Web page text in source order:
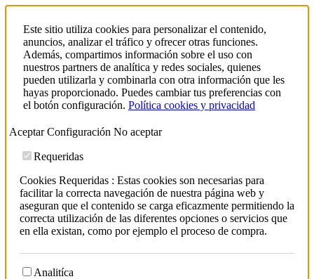
Este sitio utiliza cookies para personalizar el contenido,
anuncios, analizar el tráfico y ofrecer otras funciones.
Además, compartimos información sobre el uso con
nuestros partners de analítica y redes sociales, quienes
pueden utilizarla y combinarla con otra información que les
hayas proporcionado. Puedes cambiar tus preferencias con
el botón configuración. Política cookies y privacidad
AceptarConfiguración No aceptar
Requeridas
Cookies Requeridas : Estas cookies son necesarias para
facilitar la correcta navegación de nuestra página web y
aseguran que el contenido se carga eficazmente permitiendo la
correcta utilización de las diferentes opciones o servicios que
en ella existan, como por ejemplo el proceso de compra.
Analitíca